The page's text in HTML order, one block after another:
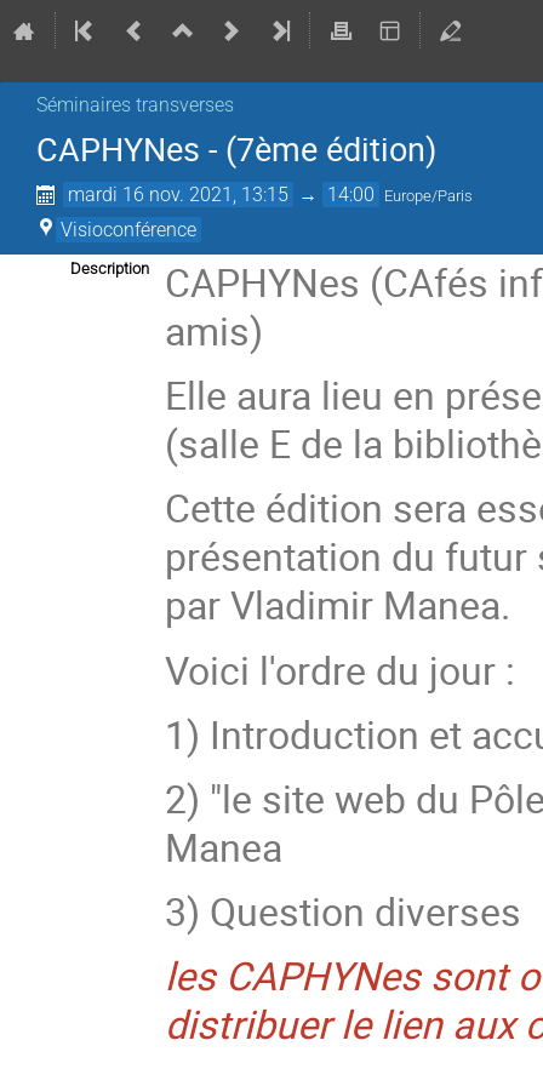
Séminaires transverses
CAPHYNes - (7ème édition)
mardi 16 nov. 2021, 13:15 → 14:00 Europe/Paris
Visioconférence
Description
CAPHYNes (CAfés
amis)
Elle aura lieu en
(salle E de la
Cette édition sera
présentation du futur
par Vladimir Manea.
Voici l'ordre du jour :
1) Introduction et
2) "le site web du
Manea
3) Question diverses
les CAPHYNes sont
distribuer le lien aux